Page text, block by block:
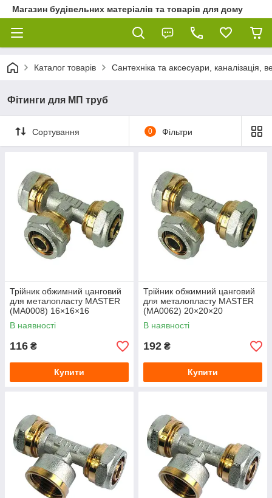
Магазин будівельних матеріалів та товарів для дому
Каталог товарів Сантехніка та аксесуари, каналізація,
Фітинги для МП труб
Сортування 0 Фільтри
Трійник обжимний цанговий
для металопласту MASTER
(MA0008) 16×16×16
В наявності
116 ₴
Купити
Трійник обжимний цанговий
для металопласту MASTER
(MA0062) 20×20×20
В наявності
192 ₴
Купити